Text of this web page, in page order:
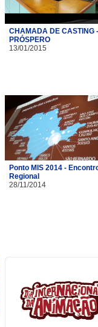
CHAMADA DE CASTING -
PRÓSPERO
13/01/2015
Ponto MIS 2014 -
Regional
28/11/2014